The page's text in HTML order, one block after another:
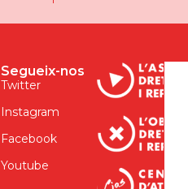
Segueix-nos
Twitter
Instagram
Facebook
Youtube